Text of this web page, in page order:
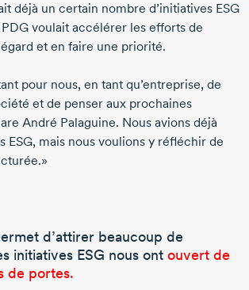
déjà un certain nombre d’initiatives ESG
voulait accélérer les efforts de
et en faire une priorité.
pour nous, en tant qu’entreprise, de
et de penser aux prochaines
André Palaguine. Nous avions déjà
ESG, mais nous voulions y réfléchir de
d’attirer beaucoup de
initiatives ESG nous ont ouvert de
de portes.